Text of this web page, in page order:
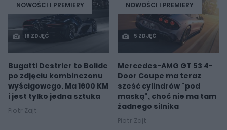
NOWOŚCI I PREMIERY
18 ZDJĘĆ
Bugatti Destrier to Bolide
po zdjęciu kombinezonu
wyścigowego. Ma 1600 KM
i jest tylko jedna sztuka
Piotr Zajt
NOWOŚCI I PREMIERY
5 ZDJĘĆ
Mercedes-AMG GT 53 4-
Door Coupe ma teraz
sześć cylindrów "pod
maską", choć nie ma tam
żadnego silnika
Piotr Zajt